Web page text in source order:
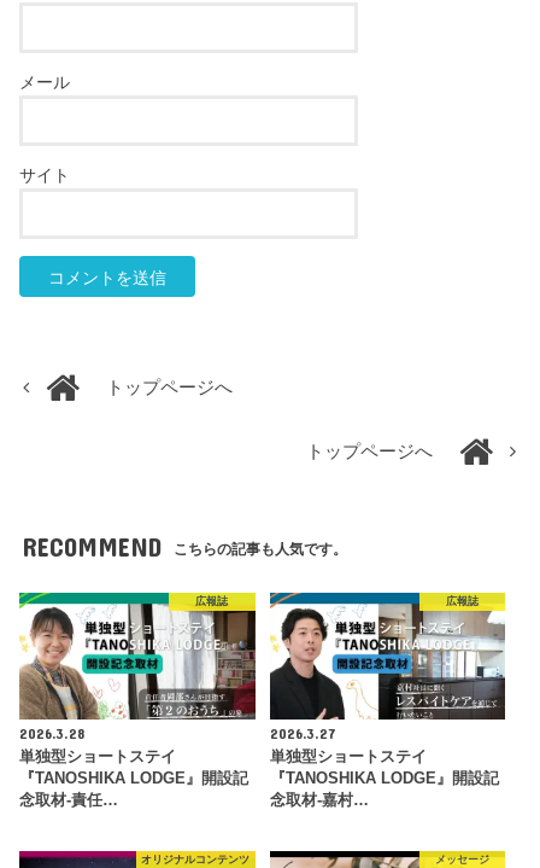
メール
サイト
トップページへ
トップページへ
RECOMMEND こちらの記事も人気です。
広報誌
2026.3.28
単独型ショートステイ
『TANOSHIKA LODGE』開設記
念取材-責任…
広報誌
2026.3.27
単独型ショートステイ
『TANOSHIKA LODGE』開設記
念取材-嘉村…
オリジナルコンテンツ メッセージ